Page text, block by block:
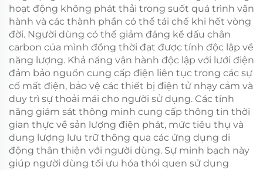
hoạt động không phát thải trong suốt quá trình vận
hành và các thành phần có thể tái chế khi hết vòng
đời. Người dùng có thể giảm đáng kể dấu chân
carbon của mình đồng thời đạt được tính độc lập về
năng lượng. Khả năng vận hành độc lập với lưới điện
đảm bảo nguồn cung cấp điện liên tục trong các sự
cố mất điện, bảo vệ các thiết bị điện tử nhạy cảm và
duy trì sự thoải mái cho người sử dụng. Các tính
năng giám sát thông minh cung cấp thông tin thời
gian thực về sản lượng điện phát, mức tiêu thụ và
dung lượng lưu trữ thông qua các ứng dụng di
động thân thiện với người dùng. Sự minh bạch này
giúp người dùng tối ưu hóa thói quen sử dụng